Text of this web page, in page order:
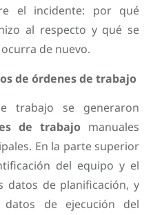
el incidente: por qué
al respecto y qué se
de nuevo.
de órdenes de trabajo
trabajo se generaron
de trabajo manuales
En la parte superior
del equipo y el
datos de planificación, y
de ejecución del